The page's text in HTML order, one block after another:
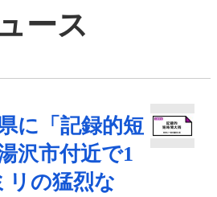
ース
に「記録的短
沢市付近で1
リの猛烈な